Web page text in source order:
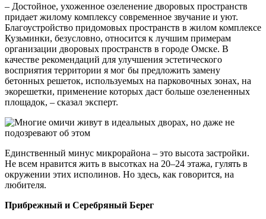
– Достойное, ухоженное озеленение дворовых пространств
придает жилому комплексу современное звучание и уют.
Благоустройство придомовых пространств в жилом комплексе
Кузьминки, безусловно, относится к лучшим примерам
организации дворовых пространств в городе Омске. В
качестве рекомендаций для улучшения эстетического
восприятия территории я мог бы предложить замену
бетонных решеток, используемых на парковочных зонах, на
экорешетки, применение которых даст больше озелененных
площадок, – сказал эксперт.
Единственный минус микрорайона – это высота застройки.
Не всем нравится жить в высотках на 20–24 этажа, гулять в
окружении этих исполинов. Но здесь, как говорится, на
любителя.
Прибрежный и Серебряный Берег